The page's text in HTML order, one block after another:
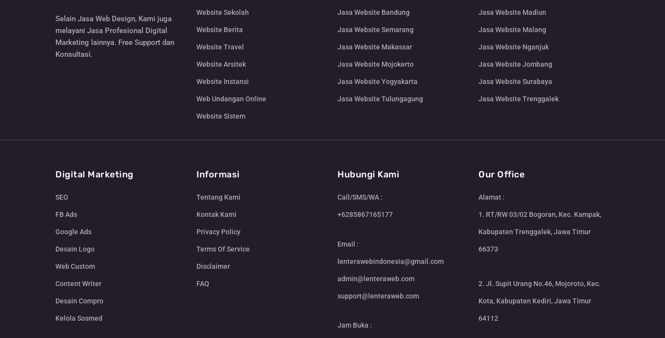
Selain Jasa Web Design, Kami juga
melayani Jasa Profesional Digital
Marketing lainnya. Free Support dan
Konsultasi.
Website Sekolah
Website Berita
Website Travel
Website Arsitek
Website Instansi
Web Undangan Online
Website Sistem
Jasa Website Bandung
Jasa Website Semarang
Jasa Website Makassar
Jasa Website Mojokerto
Jasa Website Yogyakarta
Jasa Website Tulungagung
Jasa Website Madiun
Jasa Website Malang
Jasa Website Nganjuk
Jasa Website Jombang
Jasa Website Surabaya
Jasa Website Trenggalek
Digital Marketing
SEO
FB Ads
Google Ads
Desain Logo
Web Custom
Content Writer
Desain Compro
Kelola Sosmed
Informasi
Tentang Kami
Kontak Kami
Privacy Policy
Terms Of Service
Disclaimer
FAQ
Hubungi Kami
Call/SMS/WA :
+6285867165177
Email :
lenterawebindonesia@gmail.com
admin@lenteraweb.com
support@lenteraweb.com
Jam Buka :
Our Office
Alamat :
1. RT/RW 03/02 Bogoran, Kec. Kampak,
Kabupaten Trenggalek, Jawa Timur
66373
2. Jl. Supit Urang No.46, Mojoroto, Kec.
Kota, Kabupaten Kediri, Jawa Timur
64112